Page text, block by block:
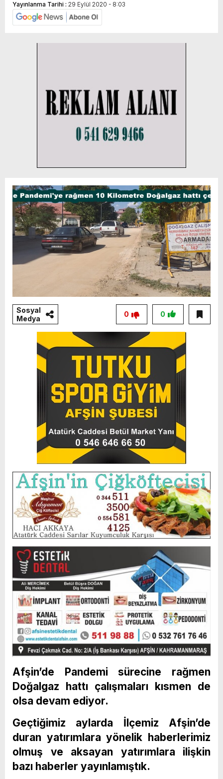
Yayınlanma Tarihi : 29 Eylül 2020 - 8:03
Sosyal
Medya
0
0
Afşin’de Pandemi sürecine rağmen
Doğalgaz hattı çalışmaları kısmen de
olsa devam ediyor.
Geçtiğimiz aylarda İlçemiz Afşin’de
duran yatırımlara yönelik haberlerimiz
olmuş ve aksayan yatırımlara ilişkin
bazı haberler yayınlamıştık.